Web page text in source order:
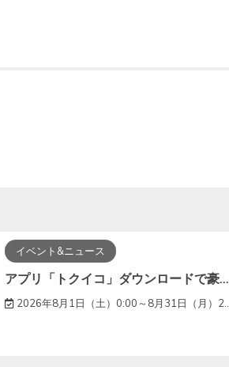
イベント&ニュース
アプリ「トクイコ」ダウンロードで豪華賞品が当たる！
2026年8月1日（土）0:00～8月31日（月）23:59